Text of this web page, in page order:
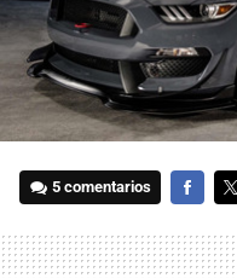
5 comentarios